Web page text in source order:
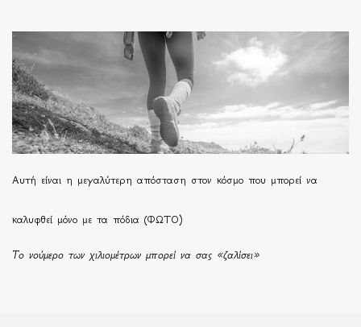
Αυτή είναι η μεγαλύτερη απόσταση στον κόσμο που μπορεί να
καλυφθεί μόνο με τα πόδια (ΦΩΤΟ)
Το νούμερο των χιλιομέτρων μπορεί να σας «ζαλίσει»